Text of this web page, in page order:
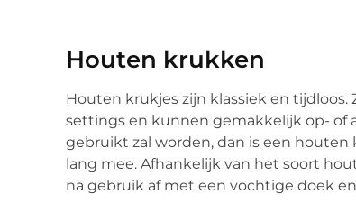
Houten krukken
Houten krukjes zijn klassiek en
settings en kunnen gemakkelijk op- of
gebruikt zal worden, dan is een houten
lang mee. Afhankelijk van het soort
na gebruik af met een vochtige doek